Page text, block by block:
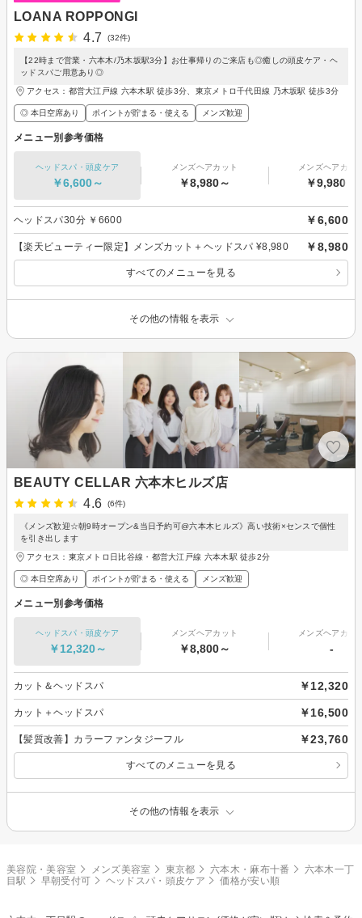
LOANA ROPPONGI
4.7
(32件)
【22時まで営業・六本木/乃木坂駅3分】お仕事帰りのご来店も◎癒しの頭皮ケア・ヘ
ッドスパご用意あり◎
アクセス：都営大江戸線 六本木駅 徒歩3分、東京メトロ千代田線 乃木坂駅 徒歩3分
◎ 本日空席あり ポイントが貯まる・使える メンズ歓迎
メニュー別参考価格
ヘッドスパ・頭皮ケア
￥6,600～
メンズヘアカット
￥8,980～
メンズヘアカラ
￥9,980～
ヘッドスパ30分 ￥6600 ￥6,600
【楽天ビューティー限定】メンズカット＋ヘッドスパ ¥8,980 ￥8,980
すべてのメニューを見る
その他の情報を表示
BEAUTY CELLAR 六本木ヒルズ店
4.6
(6件)
《メンズ歓迎☆朝9時オープン&当日予約可@六本木ヒルズ》高い技術×センスで個性
を引き出します
アクセス：東京メトロ日比谷線・都営大江戸線 六本木駅 徒歩2分
◎ 本日空席あり ポイントが貯まる・使える メンズ歓迎
メニュー別参考価格
ヘッドスパ・頭皮ケア
￥12,320～
メンズヘアカット
￥8,800～
メンズヘアカラ
-
カット＆ヘッドスパ ￥12,320
カット＋ヘッドスパ ￥16,500
【髪質改善】カラーファンタジーフル ￥23,760
すべてのメニューを見る
その他の情報を表示
美容院・美容室 メンズ美容室 東京都 六本木・麻布十番
六本木一丁
目駅
早朝受付可 ヘッドスパ・頭皮ケア 価格が安い順